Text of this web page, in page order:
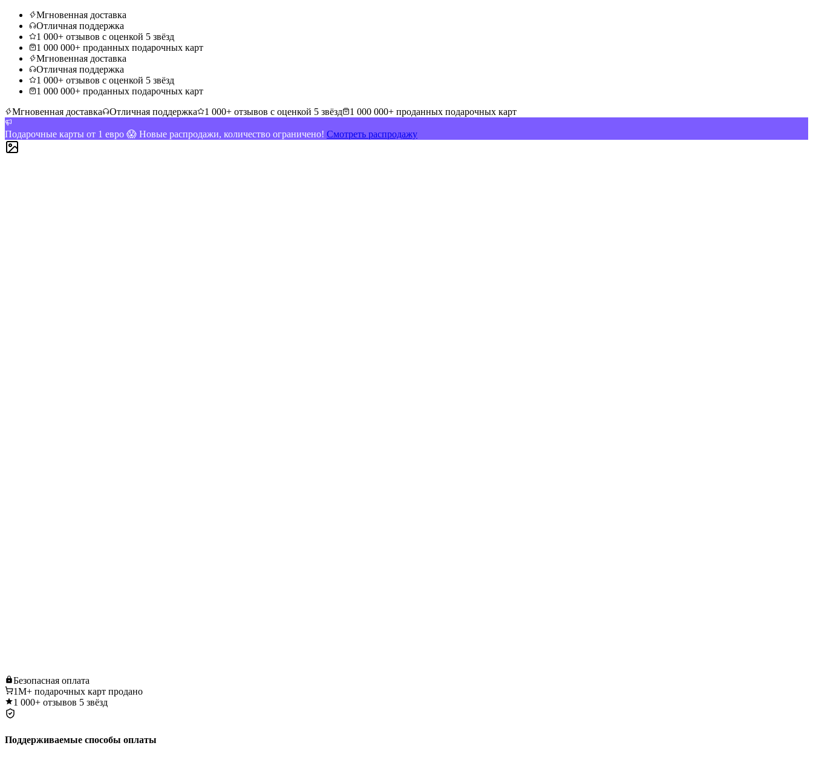
Мгновенная доставка
Отличная поддержка
1 000+ отзывов с оценкой 5 звёзд
1 000 000+ проданных подарочных карт
Мгновенная доставка
Отличная поддержка
1 000+ отзывов с оценкой 5 звёзд
1 000 000+ проданных подарочных карт
Мгновенная доставка
Отличная поддержка 1 000+ отзывов с оценкой 5 звёзд 1 000 000+ проданных подарочных карт
Подарочные карты от 1 евро 😱 Новые распродажи, количество ограничено! Смотреть распродажу
Безопасная оплата
1M+ подарочных карт продано
1 000+ отзывов 5 звёзд
Поддерживаемые способы оплаты